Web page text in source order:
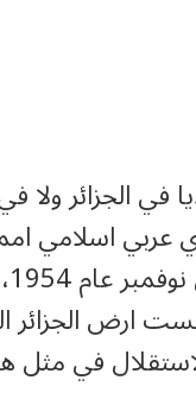
تموز(جويلية) 1962 عاما عاديا
عربي اسلامي
مدى 131 عاما منذ أن